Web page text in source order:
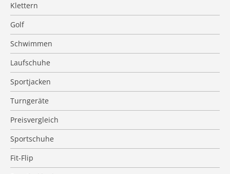
Klettern
Golf
Schwimmen
Laufschuhe
Sportjacken
Turngeräte
Preisvergleich
Sportschuhe
Fit-Flip